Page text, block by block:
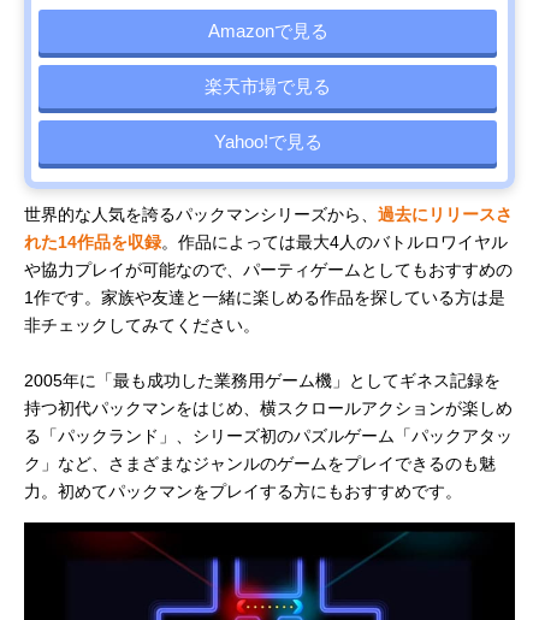
Amazonで見る
楽天市場で見る
Yahoo!で見る
世界的な人気を誇るパックマンシリーズから、 過去にリリースさ
れた14作品を収録。作品によっては最大4人のバトルロワイヤル
や協力プレイが可能なので、パーティゲームとしてもおすすめの
1作です。家族や友達と一緒に楽しめる作品を探している方は是
非チェックしてみてください。
2005年に「最も成功した業務用ゲーム機」としてギネス記録を
持つ初代パックマンをはじめ、横スクロールアクションが楽しめ
る「パックランド」、シリーズ初のパズルゲーム「パックアタッ
ク」など、さまざまなジャンルのゲームをプレイできるのも魅
力。初めてパックマンをプレイする方にもおすすめです。